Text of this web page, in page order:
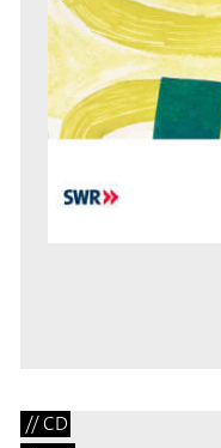
// CD